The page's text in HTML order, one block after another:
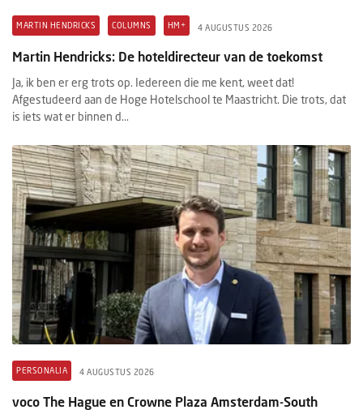
MARTIN HENDRICKS COLUMNS HM+ 4 AUGUSTUS 2026
Martin Hendricks: De hoteldirecteur van de toekomst
Ja, ik ben er erg trots op. Iedereen die me kent, weet dat!
Afgestudeerd aan de Hoge Hotelschool te Maastricht. Die trots, dat
is iets wat er binnen d...
PERSONALIA 4 AUGUSTUS 2026
voco The Hague en Crowne Plaza Amsterdam-South